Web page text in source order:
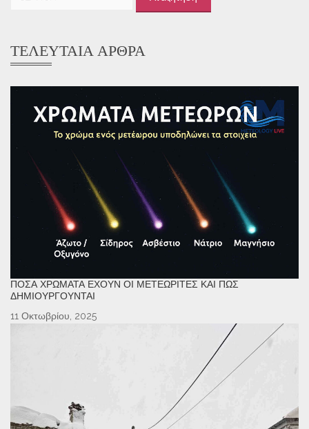
ΤΕΛΕΥΤΑΊΑ ΆΡΘΡΑ
ΠΌΣΑ ΧΡΏΜΑΤΑ ΈΧΟΥΝ ΟΙ ΜΕΤΕΩΡΊΤΕΣ ΚΑΙ ΠΏΣ
ΔΗΜΙΟΥΡΓΟΎΝΤΑΙ
11 Οκτωβρίου, 2025